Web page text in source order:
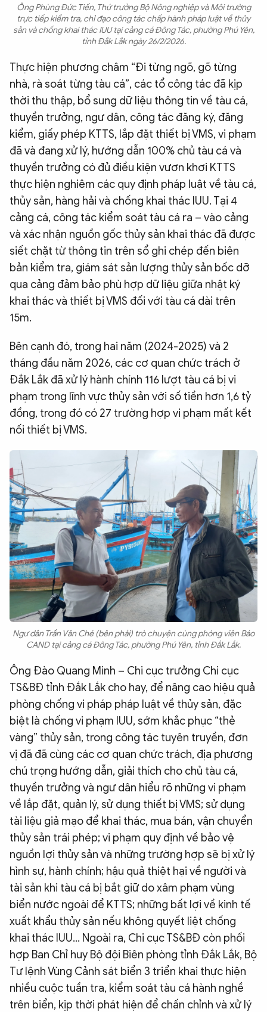
Ông Phùng Đức Tiến, Thứ trưởng Bộ Nông nghiệp và Môi trường
trực tiếp kiểm tra, chỉ đạo công tác chấp hành pháp luật về thủy
sản và chống khai thác IUU tại cảng cá Đông Tác, phường Phú Yên,
tỉnh Đắk Lắk ngày 26/2/2026.
Thực hiện phương châm “Đi từng ngõ, gõ từng
nhà, rà soát từng tàu cá”, các tổ công tác đã kịp
thời thu thập, bổ sung dữ liệu thông tin về tàu cá,
thuyền trưởng, ngư dân, công tác đăng ký, đăng
kiểm, giấy phép KTTS, lắp đặt thiết bị VMS, vi phạm
đã và đang xử lý, hướng dẫn 100% chủ tàu cá và
thuyền trưởng có đủ điều kiện vươn khơi KTTS
thực hiện nghiêm các quy định pháp luật về tàu cá,
thủy sản, hàng hải và chống khai thác IUU. Tại 4
cảng cá, công tác kiểm soát tàu cá ra – vào cảng
và xác nhận nguồn gốc thủy sản khai thác đã được
siết chặt từ thông tin trên sổ ghi chép đến biên
bản kiểm tra, giám sát sản lượng thủy sản bốc dỡ
qua cảng đảm bảo phù hợp dữ liệu giữa nhật ký
khai thác và thiết bị VMS đối với tàu cá dài trên
15m.
Bên cạnh đó, trong hai năm (2024-2025) và 2
tháng đầu năm 2026, các cơ quan chức trách ở
Đắk Lắk đã xử lý hành chính 116 lượt tàu cá bị vi
phạm trong lĩnh vực thủy sản với số tiền hơn 1,6 tỷ
đồng, trong đó có 27 trường hợp vi phạm mất kết
nối thiết bị VMS.
Ngư dân Trần Văn Ché (bên phải) trò chuyện cùng phóng viên Báo
CAND tại cảng cá Đông Tác, phường Phú Yên, tỉnh Đắk Lắk.
Ông Đào Quang Minh – Chi cục trưởng Chi cục
TS&BĐ tỉnh Đắk Lắk cho hay, để nâng cao hiệu quả
phòng chống vi pháp pháp luật về thủy sản, đặc
biệt là chống vi phạm IUU, sớm khắc phục “thẻ
vàng” thủy sản, trong công tác tuyên truyền, đơn
vị đã đã cùng các cơ quan chức trách, địa phương
chú trọng hướng dẫn, giải thích cho chủ tàu cá,
thuyền trưởng và ngư dân hiểu rõ những vi phạm
về lắp đặt, quản lý, sử dụng thiết bị VMS; sử dụng
tài liệu giả mạo để khai thác, mua bán, vận chuyển
thủy sản trái phép; vi phạm quy định về bảo vệ
nguồn lợi thủy sản và những trường hợp sẽ bị xử lý
hình sự, hành chính; hậu quả thiệt hại về người và
tài sản khi tàu cá bị bắt giữ do xâm phạm vùng
biển nước ngoài để KTTS; những bất lợi về kinh tế
xuất khẩu thủy sản nếu không quyết liệt chống
khai thác IUU… Ngoài ra, Chi cục TS&BĐ còn phối
hợp Ban Chỉ huy Bộ đội Biên phòng tỉnh Đắk Lắk, Bộ
Tư lệnh Vùng Cảnh sát biển 3 triển khai thực hiện
nhiều cuộc tuần tra, kiểm soát tàu cá hành nghề
trên biển, kịp thời phát hiện để chấn chỉnh và xử lý